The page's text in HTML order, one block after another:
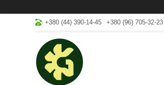
+380 (44) 390-14-45 +380 (96) 705-32-23